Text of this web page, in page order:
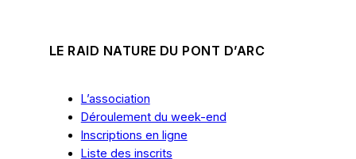
LE RAID NATURE DU PONT D’ARC
L’association
Déroulement du week-end
Inscriptions en ligne
Liste des inscrits